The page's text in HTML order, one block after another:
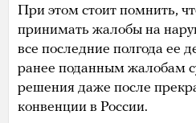
При этом стоит помнить,
принимать жалобы на
все последние полгода ее
ранее поданным жалобам
решения даже после
конвенции в России.